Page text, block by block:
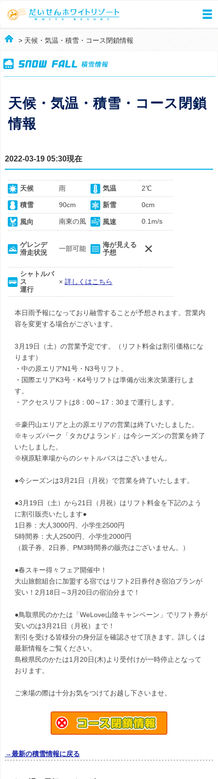
> 天候・気温・積雪・コース閉鎖情報
天候・気温・積雪・コース閉鎖
情報
2022-03-19 05:30現在
天候 雨 気温 2℃
積雪 90cm 新雪 0cm
風向 南東の風 風速 0.1m/s
ゲレンデ
滑走状況
一部可能
海が見える
予想
×
シャトルバ
ス
運行
× 詳しくはこちら
本日雨予報になっており融雪することが予想されます。営業内
容を変更する場合がございます。
3月19日（土）の営業予定です。（リフト料金は割引価格にな
ります）
・中の原エリアN1号・N3号リフト、
・国際エリアK3号・K4号リフトは準備が出来次第運行しま
す。
・アクセスリフトは8：00～17：30まで運行します。
※豪円山エリアと上の原エリアの営業は終了いたしました。
※キッズパーク「タカぴよランド」は今シーズンの営業を終了
いたしました。
※槇原駐車場からのシャトルバスはございません。
●今シーズンは3月21日（月祝）で営業を終了いたします。
●3月19日（土）から21日（月祝）はリフト料金を下記のよう
に割引販売いたします●
1日券：大人3000円、小学生2500円
5時間券：大人2500円、小学生2000円
（親子券、2日券、PM3時間券の販売はございません。）
●春スキー得々フェア開催中！
大山旅館組合に加盟する宿ではリフト2日券付き宿泊プランが
安い！2月18日～3月20日の宿泊分まで！
●鳥取県民のかたは「WeLove山陰キャンペーン」でリフト券が
安いのは3月21日（月祝）まで！
割引を受ける皆様分の身分証を確認させて頂きます。詳しくは
最新情報をご覧ください。
島根県民のかたは1月20日(木)より受付けが一時停止となって
おります。
ご来場の際は十分お気をつけてお越し下さいませ。
→最新の積雪情報に戻る